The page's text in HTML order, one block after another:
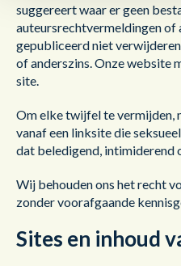
suggereert waar er geen
auteursrechtvermeldingen of
gepubliceerd niet
of anderszins. Onze website
site.
Om elke twijfel te vermijden,
vanaf een linksite die
dat beledigend, intimiderend
Wij behouden ons het recht
zonder voorafgaande
Sites en inhoud